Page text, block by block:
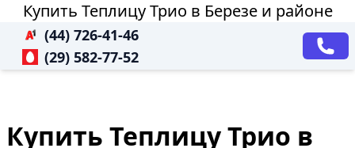
Купить Теплицу Трио в Березе и районе
(44) 726-41-46
(29) 582-77-52
Купить Теплицу Трио в